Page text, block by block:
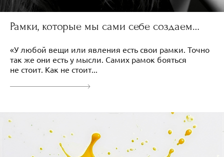
Рамки, которые мы сами себе создаем…
«У любой вещи или явления есть свои рамки. Точно
так же они есть у мысли. Самих рамок бояться
не стоит. Как не стоит...